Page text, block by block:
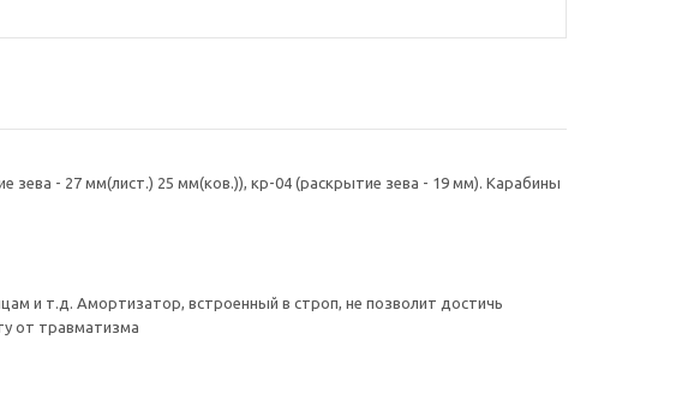
- 27 мм(лист.) 25 мм(ков.)), кр-04 (раскрытие зева - 19 мм). Карабины
и т.д. Амортизатор, встроенный в строп, не позволит достичь
дополнительную защиту от травматизма